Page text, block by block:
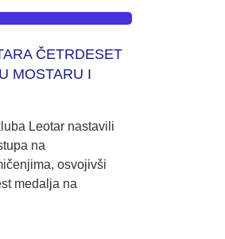
ČETRDESET
MOSTARU I
Leotar nastavili
na
osvojivši
medalja na